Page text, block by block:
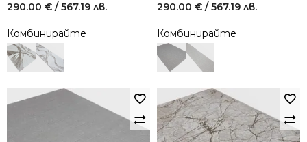
290.00 € / 567.19 лв.
Комбинирайте
290.00 € / 567.19 лв.
Комбинирайте